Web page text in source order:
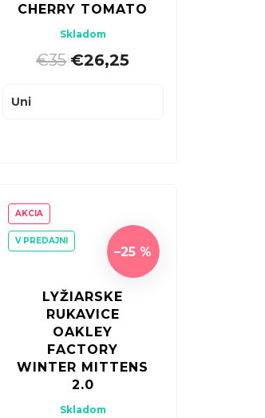
CHERRY TOMATO
Skladom
€35| €26,25
Uni
AKCIA
V PREDAJNI
–25 %
LYŽIARSKE
RUKAVICE
OAKLEY
FACTORY
WINTER MITTENS
2.0
Skladom